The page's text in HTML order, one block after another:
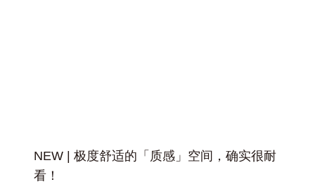
NEW | 极度舒适的「质感」空间，确实很耐
看！